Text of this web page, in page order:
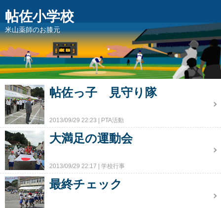
帖佐小学校
米山薬師のお膝元
帖佐っ子 見守り隊
2013/09/29 22:23 PTA活動
大満足の運動会
2013/09/29 22:17 学校行事
最終チェック